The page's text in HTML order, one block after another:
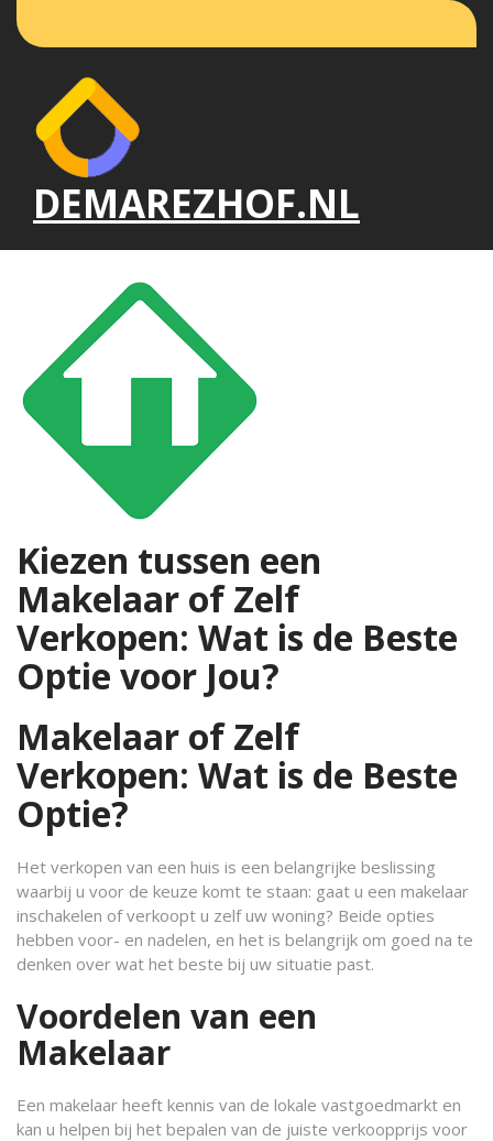
de
DEMAREZHOF.NL
Kiezen tussen een
Makelaar of Zelf
Verkopen: Wat is de Beste
Optie voor Jou?
Makelaar of Zelf
Verkopen: Wat is de Beste
Optie?
Het verkopen van een huis is een belangrijke beslissing
waarbij u voor de keuze komt te staan: gaat u een makelaar
inschakelen of verkoopt u zelf uw woning? Beide opties
hebben voor- en nadelen, en het is belangrijk om goed na te
denken over wat het beste bij uw situatie past.
Voordelen van een
Makelaar
Een makelaar heeft kennis van de lokale vastgoedmarkt en
kan u helpen bij het bepalen van de juiste verkoopprijs voor